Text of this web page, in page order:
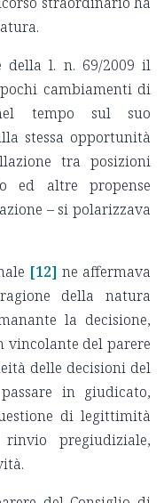
della l. n. 69/2009 il
cambiamenti di
tempo sul suo
stessa opportunità
tra posizioni
ed altre propense
– si polarizzava
[12] ne affermava
della natura
la decisione,
del parere
delle decisioni del
in giudicato,
di legittimità
pregiudiziale,